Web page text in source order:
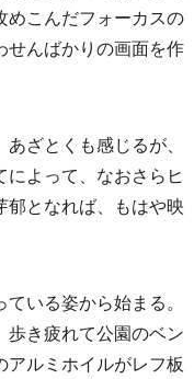
めこんだフォーカスの
せんばかりの画面を作
ざとくも感じるが、
よって、なおさらヒ
郁となれば、もはや映
いる姿から始まる。
歩き疲れて公園のベン
ルミホイルがレフ板